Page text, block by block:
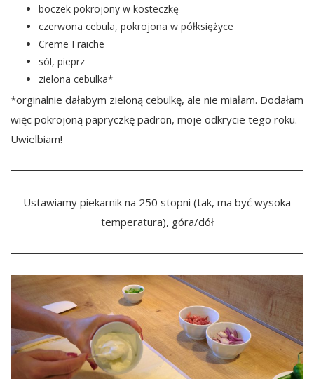
boczek pokrojony w kosteczkę
czerwona cebula, pokrojona w półksiężyce
Creme Fraiche
sól, pieprz
zielona cebulka*
*orginalnie dałabym zieloną cebulkę, ale nie miałam. Dodałam
więc pokrojoną papryczkę padron, moje odkrycie tego roku.
Uwielbiam!
Ustawiamy piekarnik na 250 stopni (tak, ma być wysoka
temperatura), góra/dół